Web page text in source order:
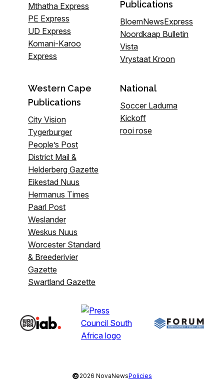
Mthatha Express
PE Express
UD Express
Komani-Karoo
Express
Publications
BloemNewsExpress
Noordkaap Bulletin
Vista
Vrystaat Kroon
Western Cape
Publications
City Vision
Tygerburger
People’s Post
District Mail &
Helderberg Gazette
Eikestad Nuus
Hermanus Times
Paarl Post
Weslander
Weskus Nuus
Worcester Standard
& Breederivier
Gazette
Swartland Gazette
National
Soccer Laduma
Kickoff
rooi rose
©2026 NovaNewsPolicies